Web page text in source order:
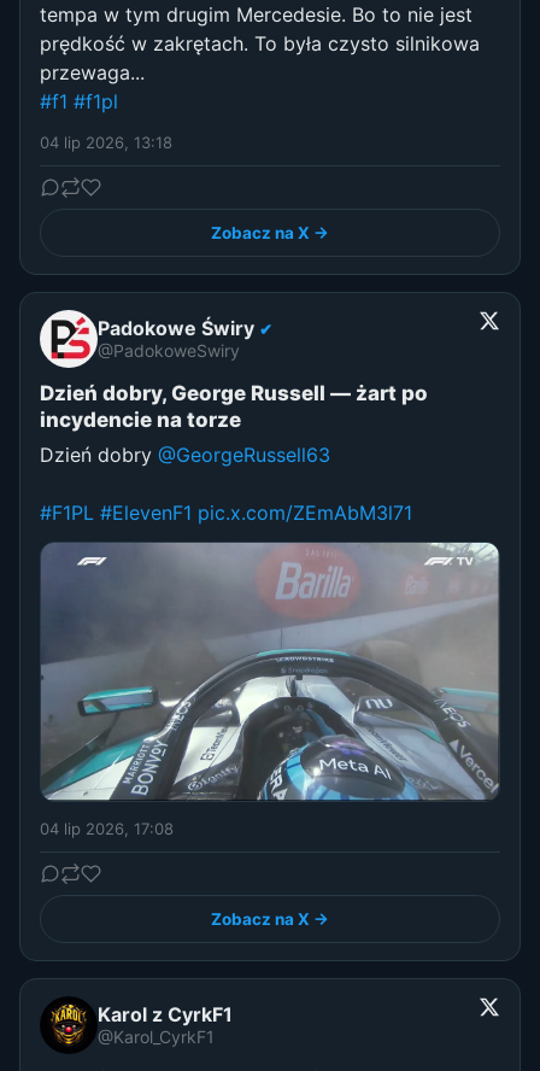
tempa w tym drugim Mercedesie. Bo to nie jest
prędkość w zakrętach. To była czysto silnikowa
przewaga...
#f1 #f1pl
04 lip 2026, 13:18
Zobacz na X →
Padokowe Świry ✔
@PadokoweSwiry
Dzień dobry, George Russell — żart po
incydencie na torze
Dzień dobry @GeorgeRussell63
#F1PL #ElevenF1 pic.x.com/ZEmAbM3l71
04 lip 2026, 17:08
Zobacz na X →
Karol z CyrkF1
@Karol_CyrkF1